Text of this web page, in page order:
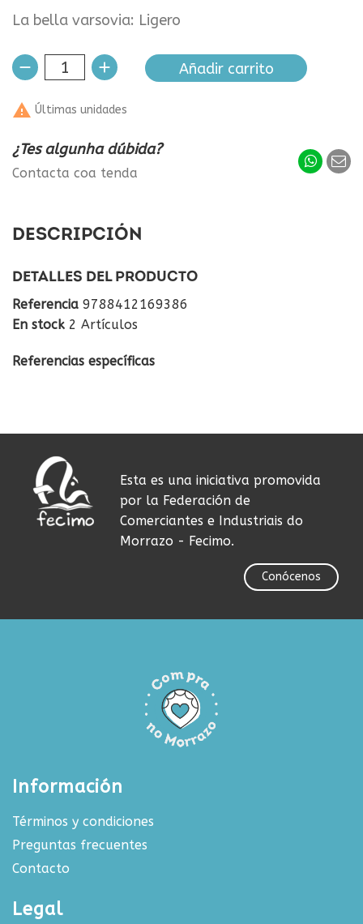
La bella varsovia: Ligero
Añadir carrito
 Últimas unidades
¿Tes algunha dúbida?
Contacta coa tenda
DESCRIPCIÓN
DETALLES DEL PRODUCTO
Referencia 9788412169386
En stock 2 Artículos
Referencias específicas
Esta es una iniciativa promovida
por la Federación de
Comerciantes e Industriais do
Morrazo - Fecimo.
Conócenos
Información
Términos y condiciones
Preguntas frecuentes
Contacto
Legal